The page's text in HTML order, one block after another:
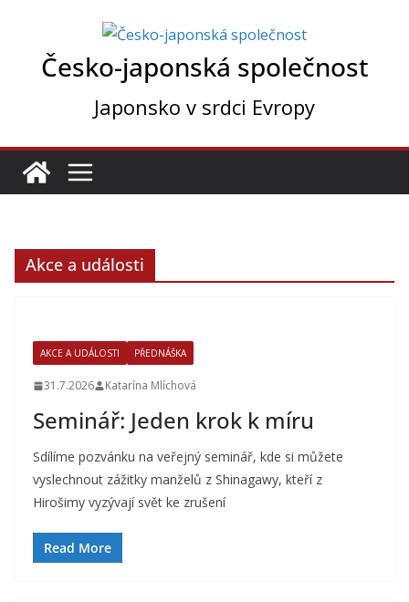
Česko-japonská společnost
Japonsko v srdci Evropy
Akce a události
AKCE A UDÁLOSTI PŘEDNÁŠKA
31.7.2026 Katarína Mlíchová
Seminář: Jeden krok k míru
Sdílíme pozvánku na veřejný seminář, kde si můžete
vyslechnout zážitky manželů z Shinagawy, kteří z
Hirošimy vyzývají svět ke zrušení
Read More